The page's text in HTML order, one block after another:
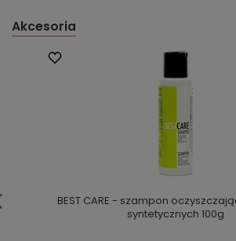
Akcesoria
BEST CARE - szampon
syntetycznych 100g